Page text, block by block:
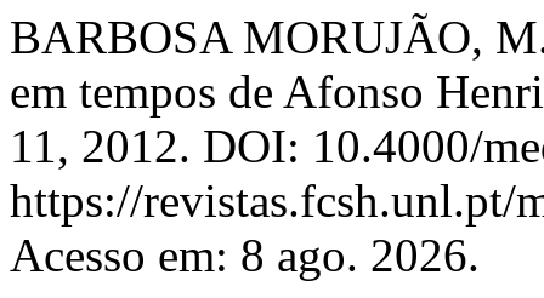
BARBOSA MORUJÃO,
em tempos de Afonso
11, 2012. DOI: 10.4000/
https://revistas.fcsh.unl.pt/
Acesso em: 8 ago. 2026.